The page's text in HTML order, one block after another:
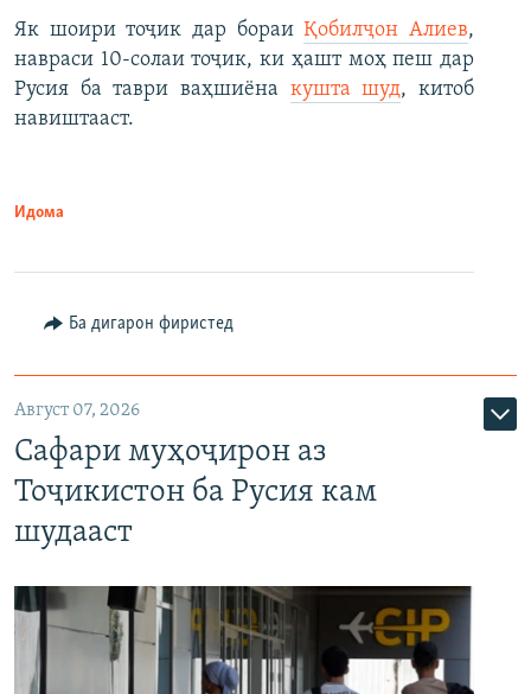
Як шоири тоҷик дар бораиҚобилҷон Алиев,
навраси 10-солаи тоҷик, ки ҳашт моҳ пеш дар
Русия ба таври ваҳшиёна кушта шуд, китоб
навиштааст.
Идома
Ба дигарон фиристед
Август 07, 2026
Сафари муҳоҷирон аз
Тоҷикистон ба Русия кам
шудааст